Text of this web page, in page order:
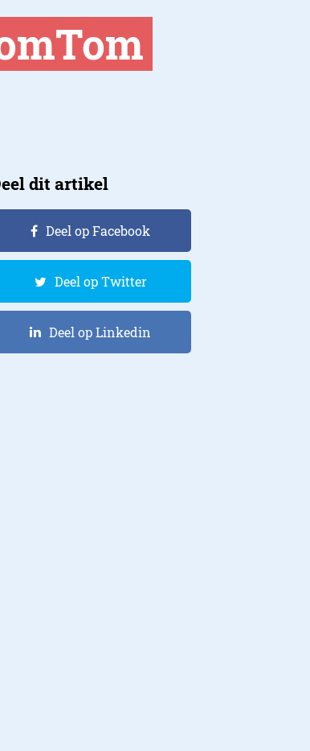
dit artikel
Deel op Facebook
Deel op Twitter
Deel op Linkedin